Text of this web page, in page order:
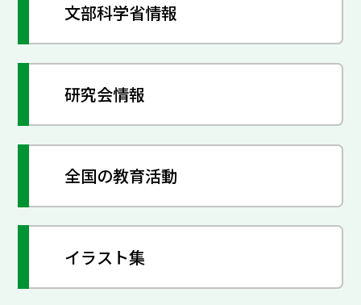
文部科学省情報
研究会情報
全国の教育活動
イラスト集